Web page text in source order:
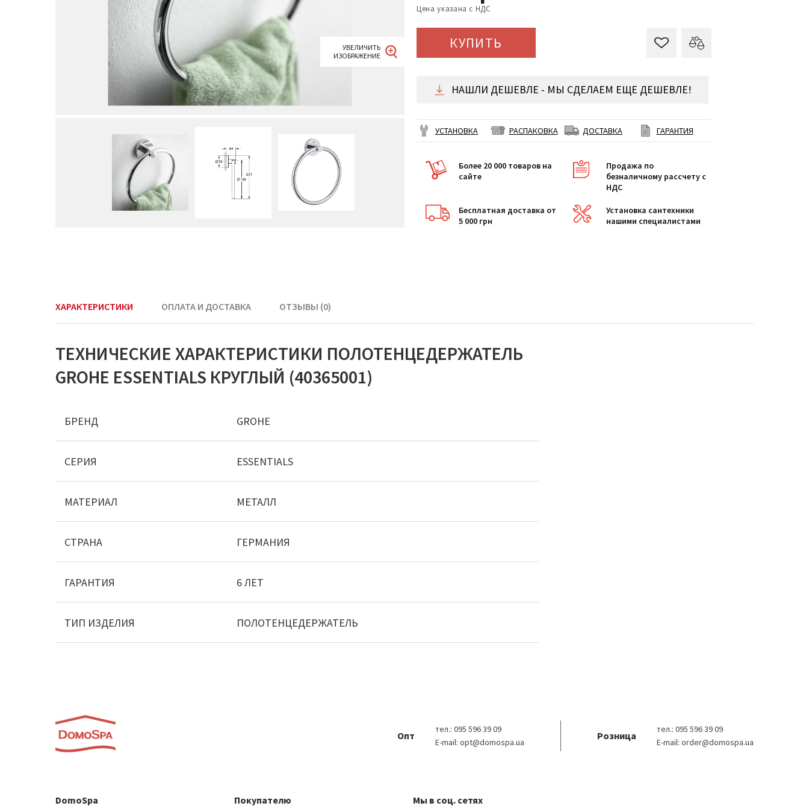
Цена указана с НДС
КУПИТЬ
НАШЛИ ДЕШЕВЛЕ - МЫ СДЕЛАЕМ ЕЩЕ ДЕШЕВЛЕ!
УСТАНОВКА РАСПАКОВКА ДОСТАВКА ГАРАНТИЯ
Более 20 000 товаров на
сайте
Продажа по
безналичному рассчету с
НДС
Бесплатная доставка от
5 000 грн
Установка сантехники
нашими специалистами
ХАРАКТЕРИСТИКИ ОПЛАТА И ДОСТАВКА ОТЗЫВЫ (0)
ТЕХНИЧЕСКИЕ ХАРАКТЕРИСТИКИ ПОЛОТЕНЦЕДЕРЖАТЕЛЬ
GROHE ESSENTIALS КРУГЛЫЙ (40365001)
БРЕНД GROHE
СЕРИЯ ESSENTIALS
МАТЕРИАЛ МЕТАЛЛ
СТРАНА ГЕРМАНИЯ
ГАРАНТИЯ 6 ЛЕТ
ТИП ИЗДЕЛИЯ ПОЛОТЕНЦЕДЕРЖАТЕЛЬ
Опт
тел.: 095 596 39 09
E-mail: opt@domospa.ua
Розница
тел.: 095 596 39 09
E-mail: order@domospa.ua
DomoSpa Покупателю Мы в соц. сетях